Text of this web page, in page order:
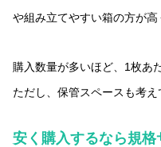
や組み立てやすい箱の方が高
購入数量が多いほど、1枚あ
ただし、保管スペースも考え
安く購入するなら規格